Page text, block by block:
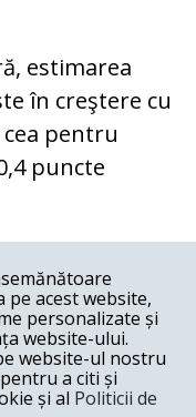
estimarea
în creştere cu
pentru
puncte
acest website,
personalizate și
website-ului.
website-ul nostru
a citi și
și al Politicii de